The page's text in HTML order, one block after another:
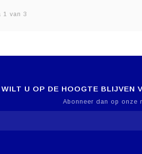
1 van 3
WILT U OP DE HOOGTE BLIJVEN
Abonneer dan op onze